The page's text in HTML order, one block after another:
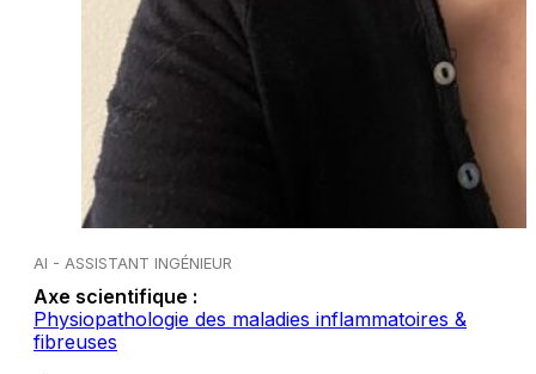
AI - ASSISTANT INGÉNIEUR
Axe scientifique :
Physiopathologie des maladies inflammatoires &
fibreuses